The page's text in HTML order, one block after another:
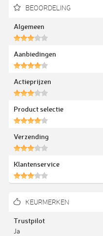
BEOORDELING
Algemeen
Aanbiedingen
Actieprijzen
Product selectie
Verzending
Klantenservice
KEURMERKEN
Trustpilot
Ja